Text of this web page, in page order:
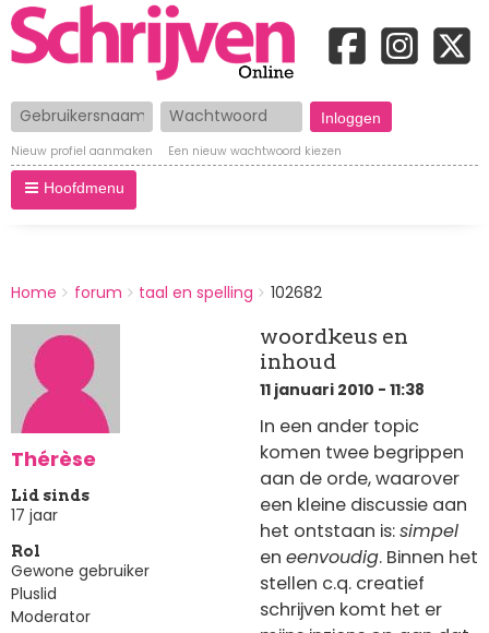
Gebruikersnaam Wachtwoord
Nieuw profiel aanmaken Een nieuw wachtwoord kiezen
Hoofdmenu
BREADCRUMBS
You
here:
Home forum taal en spelling 102682
Thérèse
Lid sinds
17 jaar
Rol
Gewone gebruiker
Pluslid
Moderator
woordkeus en
inhoud
11 januari 2010 - 11:38
In een ander topic
komen twee begrippen
aan de orde, waarover
een kleine discussie aan
het ontstaan is:simpel
en eenvoudig. Binnen het
stellen c.q. creatief
schrijven komt het er